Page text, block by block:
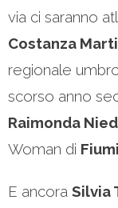
via ci saranno
Costanza
regionale
scorso anno
Raimonda
Woman di
E ancora Silvia